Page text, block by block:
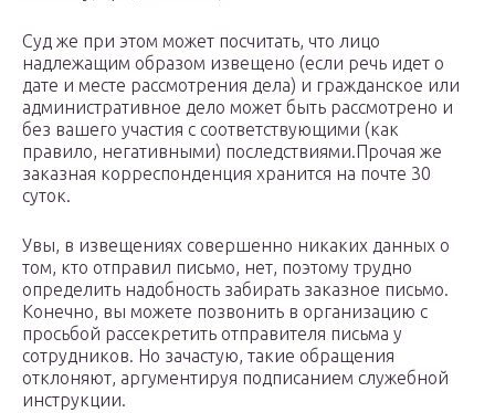
Суд же при этом может посчитать, что лицо
надлежащим образом извещено (если речь идет о
дате и месте рассмотрения дела) и гражданское или
административное дело может быть рассмотрено и
без вашего участия с соответствующими (как
правило, негативными) последствиями.Прочая же
заказная корреспонденция хранится на почте 30
суток.
Увы, в извещениях совершенно никаких данных о
том, кто отправил письмо, нет, поэтому трудно
определить надобность забирать заказное письмо.
Конечно, вы можете позвонить в организацию с
просьбой рассекретить отправителя письма у
сотрудников. Но зачастую, такие обращения
отклоняют, аргументируя подписанием служебной
инструкции.